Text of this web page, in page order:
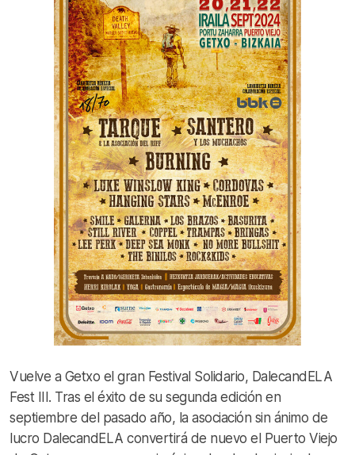
Vuelve a Getxo el gran Festival Solidario, DalecandELA
Fest III. Tras el éxito de su segunda edición en
septiembre del pasado año, la asociación sin ánimo de
lucro DalecandELA convertirá de nuevo el Puerto Viejo